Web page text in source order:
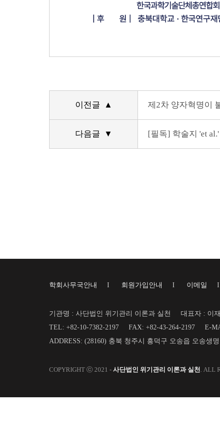
이전글 ▲ 제2차 양자혁명이
다음글 ▼ [필독] 학술지 'et
학회사무국안내 I 회원가입안내 I 이메일
기관명 : 사단법인 위기관리 이론과 실천
대표자 : 이
TEL: +82-10-7382-2197
FAX: +82-43-264-2197
E-
ADDRESS: (28160) 충북 청주시 흥덕구 오송읍 오송생
COPYRIGHT ⓒ 2021 - 사단법인 위기관리 이론과 실천. ALL